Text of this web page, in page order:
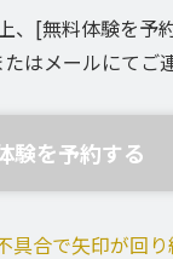
、[無料体験を予
はメールにてご
合で矢印が回り